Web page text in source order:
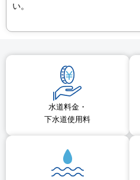
い。
水道料金・
下水道使用料